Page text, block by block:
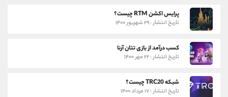
پرایس اکشن RTM چیست؟
تاریخ انتشار : ۲۹ شهریور ۱۴۰۰
کسب درآمد از بازی تتان آرنا
تاریخ انتشار : ۲۲ مهر ۱۴۰۰
شبکه TRC20 چیست؟
تاریخ انتشار : ۱۷ مرداد ۱۴۰۰